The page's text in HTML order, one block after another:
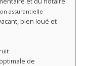
assurantielle
bien loué et
de